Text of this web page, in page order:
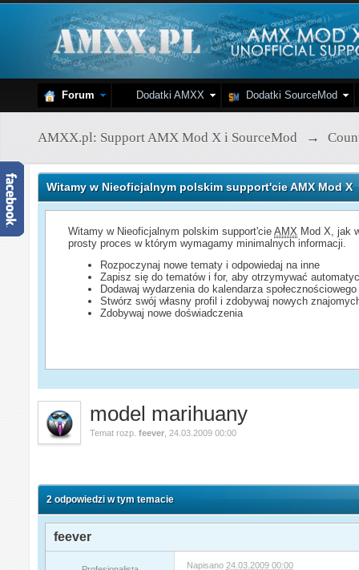
Forum Dodatki AMXX Dodatki SourceMod
AMXX.pl: Support AMX Mod X i SourceMod →
Witamy w Nieoficjalnym polskim support'cie AMX Mod X
Witamy w Nieoficjalnym polskim support'cieAMX Mod X, jak
prosty proces w którym wymagamy minimalnych informacji.
Rozpoczynaj nowe tematy i odpowiedaj na inne
Zapisz się do tematów i for, aby otrzymywać
Dodawaj wydarzenia do kalendarza społecznościowego
Stwórz swój własny profil i zdobywaj nowych
Zdobywaj nowe doświadczenia
model marihuany
Temat rozp.feever 24.03.2009 00:00
2 odpowiedzi w tym temacie
feever
Napisano 24.03.2009 00:00